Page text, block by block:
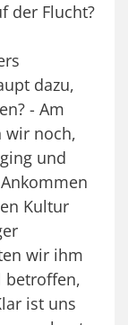
der Flucht?
dazu,
- Am
wir noch,
und
Kultur
wir ihm
betroffen,
ist uns